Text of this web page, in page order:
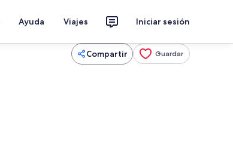
Ayuda Viajes Iniciar sesión
Compartir Guardar